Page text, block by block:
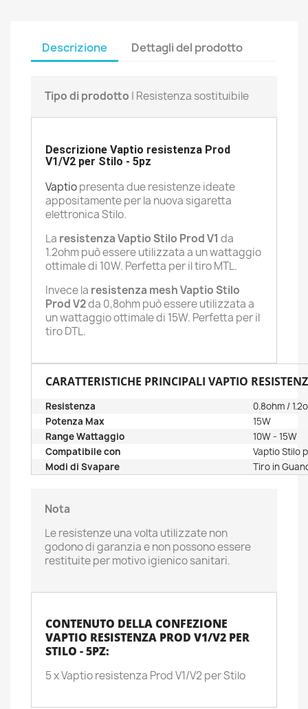
Descrizione Dettagli del prodotto
Tipo di prodotto | Resistenza sostituibile
Descrizione Vaptio resistenza Prod
V1/V2 per Stilo - 5pz
Vaptiopresenta due resistenze ideate
appositamente per la nuova sigaretta
elettronica Stilo.
La resistenza Vaptio Stilo Prod V1 da
1.2ohm può essere utilizzata a un wattaggio
ottimale di 10W. Perfetta per il tiro MTL.
Invece la resistenza mesh Vaptio Stilo
Prod V2da 0,8ohm può essere utilizzata a
un wattaggio ottimale di 15W. Perfetta per il
tiro DTL.
CARATTERISTICHE PRINCIPALI VAPTIO
Resistenza
0.8ohm /
Potenza Max
15W
Range Wattaggio
10W - 15W
Compatibile con
Vaptio Stilo
Modi di Svapare
Tiro in
Nota
Le resistenze una volta utilizzate non
godono di garanzia e non possono essere
restituite per motivo igienico sanitari.
CONTENUTO DELLA CONFEZIONE
VAPTIO RESISTENZA PROD V1/V2 PER
STILO - 5PZ:
5 x Vaptio resistenza Prod V1/V2 per Stilo